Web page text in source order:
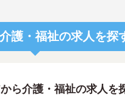
護・福祉の求人を探
ら介護・福祉の求人を